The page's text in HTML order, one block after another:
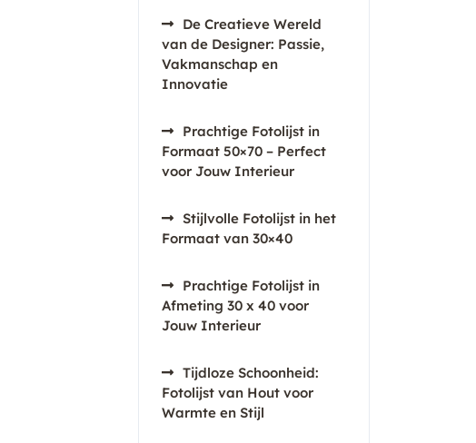
De Creatieve Wereld
van de Designer: Passie,
Vakmanschap en
Innovatie
Prachtige Fotolijst in
Formaat 50×70 – Perfect
voor Jouw Interieur
Stijlvolle Fotolijst in het
Formaat van 30×40
Prachtige Fotolijst in
Afmeting 30 x 40 voor
Jouw Interieur
Tijdloze Schoonheid:
Fotolijst van Hout voor
Warmte en Stijl